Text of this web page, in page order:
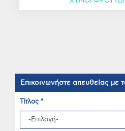
Επικοινωνήστε απευθείας με
Τίτλος *